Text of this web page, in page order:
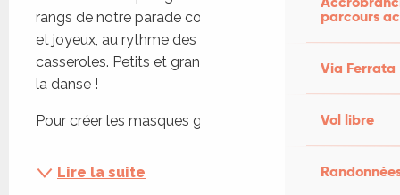
parcours
Via Ferrata
Vol libre
rangs de notre parade colorée! Un cortège unique
et joyeux, au rythme des tambours et autres
casseroles. Petits et grands enfants entrez dans
la danse !
Pour créer les masques géants qui...
Lire la suite